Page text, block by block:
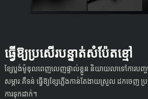
ធ្វើឱ្យប្រសើរបន្ទាត់សំប៉ែតខ្មៅ
ខ្សែប្លង់ម៉ូឌុលពេញលេញផ្ទាល់ខ្លួន និយាយលាទៅការបញ្ច
សម្ភារៈគឺទន់ ធ្វើឱ្យខ្សែភ្លើងកាន់តែងាយស្រួល ដកចេ
ការទុកដាក់។